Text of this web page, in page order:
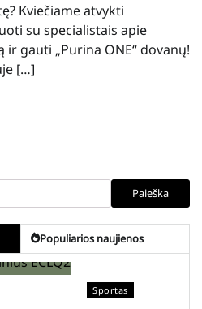
Kviečiame atvykti
su specialistais apie
gauti „Purina ONE“ dovanų!
[…]
Paieška
Populiarios naujienos
Sportas